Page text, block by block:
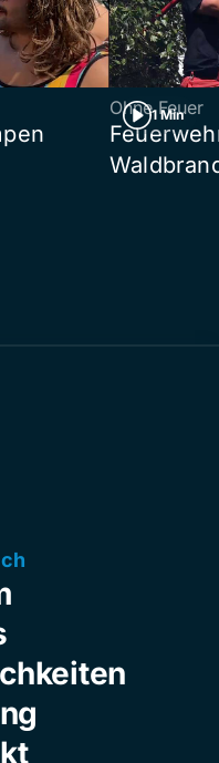
1 Min
Ohne Feuer